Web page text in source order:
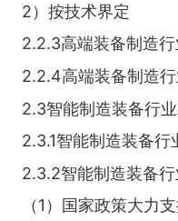
2）按技术界定
2.2.3高端装备制造
2.2.4高端装备制造
2.3智能制造装备行
2.3.1智能制造装备行
2.3.2智能制造装备
（1）国家政策大力